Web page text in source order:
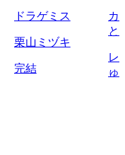
ドラゲミス
栗山ミヅキ
完結
カ
と
レ
ゅ